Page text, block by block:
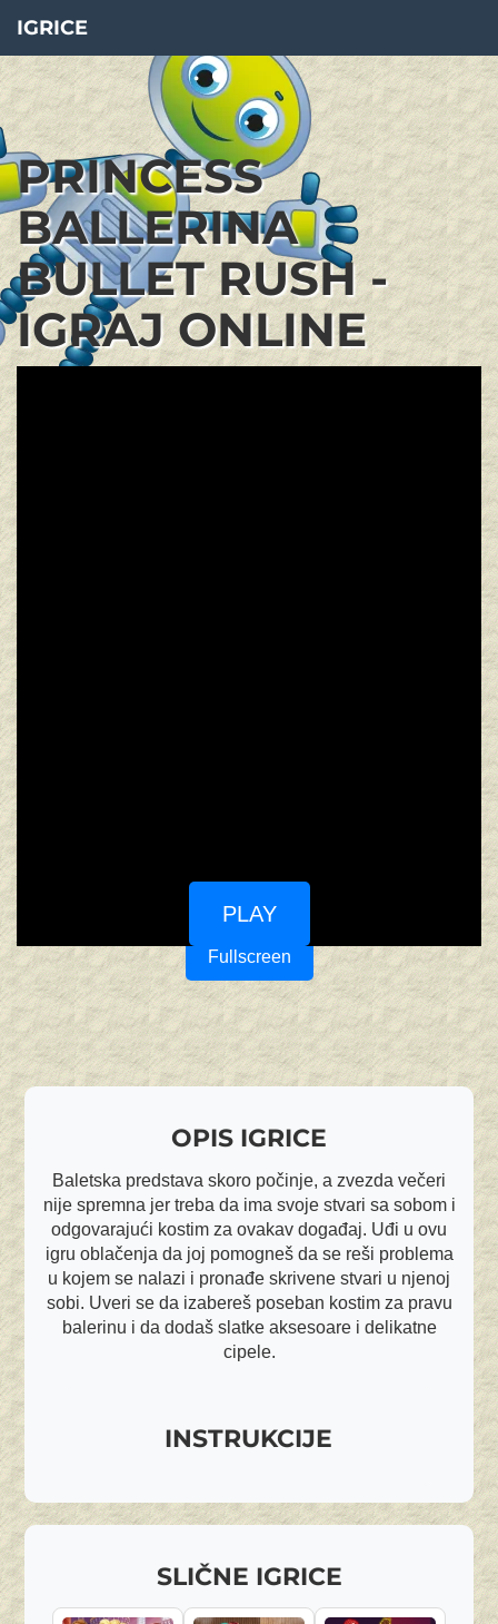
IGRICE
PRINCESS
BALLERINA
BULLET RUSH -
IGRAJ ONLINE
PLAY
Fullscreen
OPIS IGRICE
Baletska predstava skoro počinje, a zvezda večeri
nije spremna jer treba da ima svoje stvari sa sobom i
odgovarajući kostim za ovakav događaj. Uđi u ovu
igru oblačenja da joj pomogneš da se reši problema
u kojem se nalazi i pronađe skrivene stvari u njenoj
sobi. Uveri se da izabereš poseban kostim za pravu
balerinu i da dodaš slatke aksesoare i delikatne
cipele.
INSTRUKCIJE
SLIČNE IGRICE